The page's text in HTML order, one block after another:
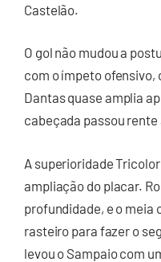
Castelão.
O gol não mudou a
com o ímpeto ofensivo,
Dantas quase amplia
cabeçada passou rente
A superioridade
ampliação do placar.
profundidade, e o meia
rasteiro para fazer o
levou o Sampaio com